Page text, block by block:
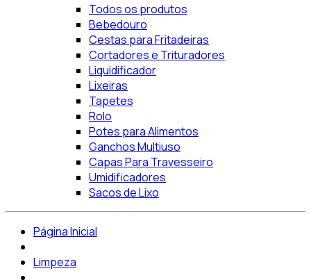
Todos os produtos
Bebedouro
Cestas para Fritadeiras
Cortadores e Trituradores
Liquidificador
Lixeiras
Tapetes
Rolo
Potes para Alimentos
Ganchos Multiuso
Capas Para Travesseiro
Umidificadores
Sacos de Lixo
Página Inicial
Limpeza